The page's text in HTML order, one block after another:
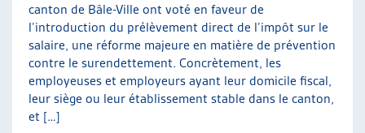
NOS PUBLICATIONS
ARTICLES
DOSSIERS DU MOIS
VEILLE
RESSOURCES
THÉMATIQUES
canton de Bâle-Ville ont voté en faveur de
l’introduction du prélèvement direct de l’impôt sur le
salaire, une réforme majeure en matière de prévention
contre le surendettement. Concrètement, les
employeuses et employeurs ayant leur domicile fiscal,
leur siège ou leur établissement stable dans le canton,
et […]